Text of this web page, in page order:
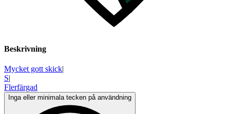
Beskrivning
Mycket gott skick|
S|
Flerfärgad
Inga eller minimala tecken på användning